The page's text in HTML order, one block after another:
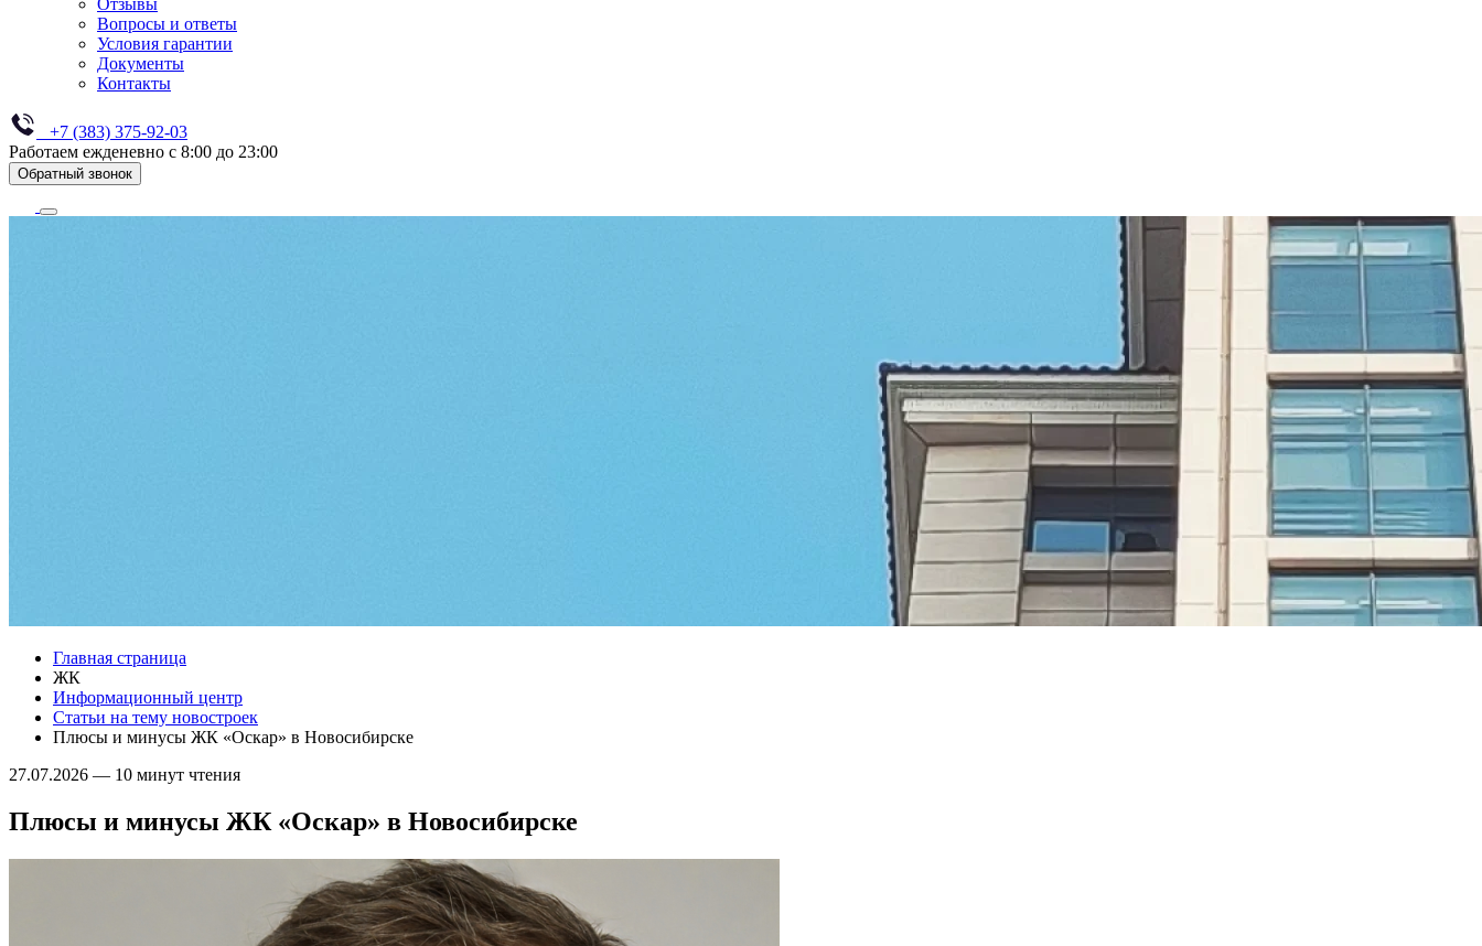
Отзывы
Вопросы и ответы
Условия гарантии
Документы
Контакты
+7 (383) 375-92-03
Работаем ежденевно с 8:00 до 23:00
Обратный звонок
Главная страница
ЖК
Информационный центр
Статьи на тему новостроек
Плюсы и минусы ЖК «Оскар» в Новосибирске
27.07.2026 — 10 минут чтения
Плюсы и минусы ЖК «Оскар» в Новосибирске